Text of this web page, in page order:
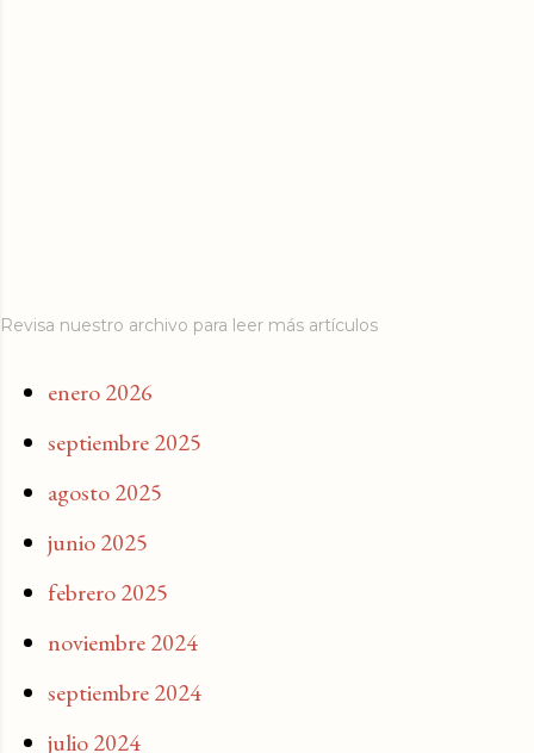
Revisa nuestro archivo para leer más artículos
enero 2026
septiembre 2025
agosto 2025
junio 2025
febrero 2025
noviembre 2024
septiembre 2024
julio 2024